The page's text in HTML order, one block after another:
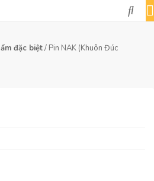
đặc biệt/ Pin NAK (Khuôn Đúc